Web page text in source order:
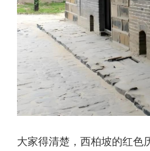
大家得清楚，西柏坡的红色